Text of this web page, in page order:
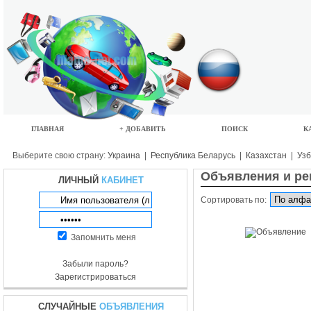
ГЛАВНАЯ + ДОБАВИТЬ ПОИСК
Выберите свою страну: Украина Республика Беларусь Казахстан
ЛИЧНЫЙ КАБИНЕТ
Запомнить меня
Забыли пароль?
Зарегистрироваться
СЛУЧАЙНЫЕОБЪЯВЛЕНИЯ
Объявления и
Сортировать по: